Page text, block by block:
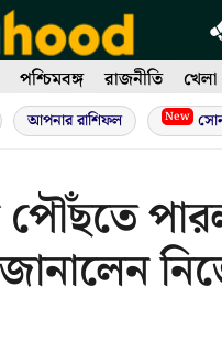
পশ্চিমবঙ্গ রাজনীতি খেলা
আপনার রাশিফল New
পৌঁছতে